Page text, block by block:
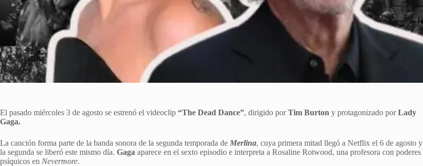
El pasado miércoles 3 de agosto se estrenó el videoclip “The Dead Dance”, dirigido porTim Burton y protagonizado porLady
Gaga.
La canción forma parte de la banda sonora de la segunda temporada de Merlina, cuya primera mitad llegó a Netflix el 6 de agosto y
la segunda se liberó este mismo día. Gaga aparece en el sexto episodio e interpreta a Rosaline Rotwood, una profesora con poderes
psíquicos en Nevermore.